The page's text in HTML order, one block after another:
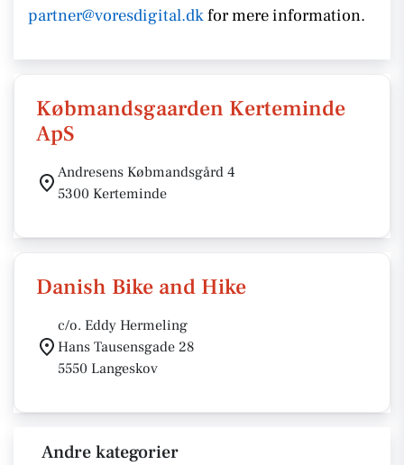
partner@voresdigital.dkfor mere information.
Købmandsgaarden Kerteminde
ApS
Andresens Købmandsgård 4
5300 Kerteminde
Danish Bike and Hike
c/o. Eddy Hermeling
Hans Tausensgade 28
5550 Langeskov
Andre kategorier